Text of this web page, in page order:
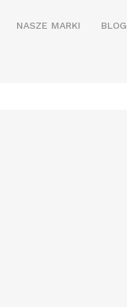
NASZE MARKI BLOG